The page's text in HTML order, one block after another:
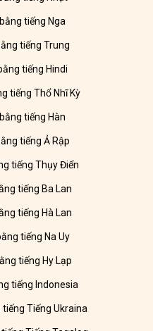
tiếng Nga
tiếng Trung
tiếng Hindi
tiếng Thổ Nhĩ Kỳ
tiếng Hàn
tiếng Ả Rập
tiếng Thụy Điển
tiếng Ba Lan
tiếng Hà Lan
tiếng Na Uy
tiếng Hy Lạp
tiếng Indonesia
tiếng Tiếng Ukraina